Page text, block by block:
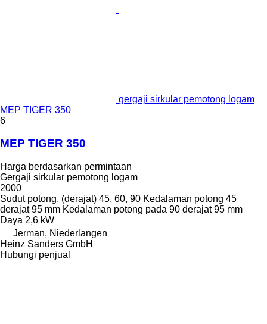
gergaji sirkular pemotong logam
MEP TIGER 350
6
MEP TIGER 350
Harga berdasarkan permintaan
Gergaji sirkular pemotong logam
2000
Sudut potong, (derajat) 45, 60, 90 Kedalaman potong 45
derajat 95 mm Kedalaman potong pada 90 derajat 95 mm
Daya 2,6 kW
Jerman, Niederlangen
Heinz Sanders GmbH
Hubungi penjual